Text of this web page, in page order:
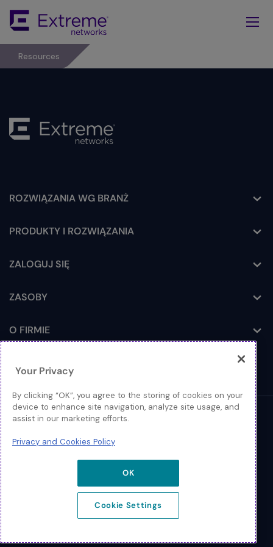
Main
Content
Resources
Toggle
ROZWIĄZANIA WG BRANŻ
Toggle
PRODUKTY I ROZWIĄZANIA
Toggle
ZALOGUJ SIĘ
Toggle
ZASOBY
Toggle
O FIRMIE
© 2026 Extreme Networks
Nota prawna
Your Privacy
By clicking “OK”, you agree to the storing of cookies on your
device to enhance site navigation, analyze site usage, and
assist in our marketing efforts.
Privacy and Cookies Policy
OK
Cookie Settings